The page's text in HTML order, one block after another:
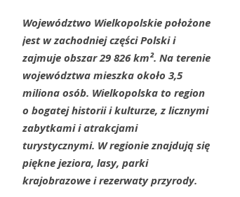
Województwo Wielkopolskie położone
jest w zachodniej części Polski i
zajmuje obszar 29 826 km². Na terenie
województwa mieszka około 3,5
miliona osób. Wielkopolska to region
o bogatej historii i kulturze, z licznymi
zabytkami i atrakcjami
turystycznymi. W regionie znajdują się
piękne jeziora, lasy, parki
krajobrazowe i rezerwaty przyrody.